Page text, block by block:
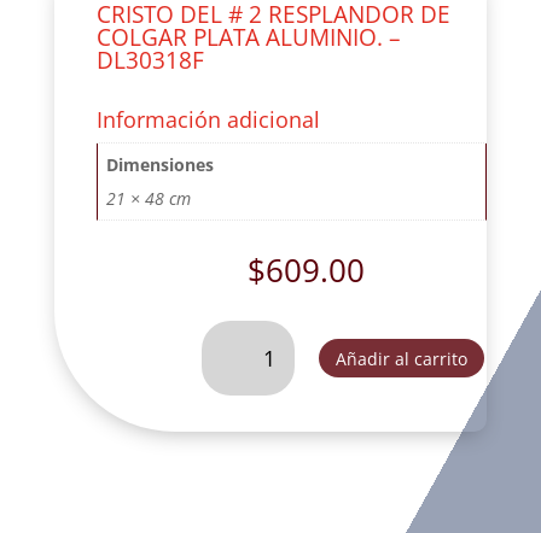
CRISTO DEL # 2 RESPLANDOR DE
COLGAR PLATA ALUMINIO. –
DL30318F
Información adicional
Dimensiones
21 × 48 cm
$609.00
CRISTO
#
RESPLANDOR
Añadir al carrito